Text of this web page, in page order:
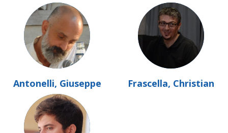
Antonelli, Giuseppe Frascella, Christian